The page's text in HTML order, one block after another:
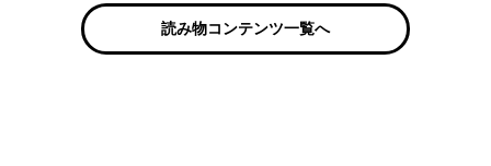
読み物コンテンツ一覧へ